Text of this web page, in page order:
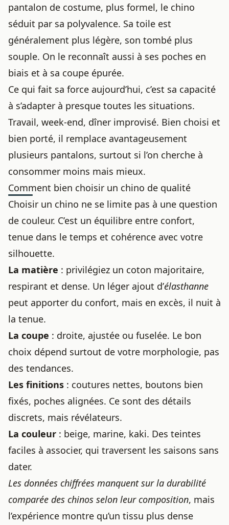
pantalon de costume, plus formel, le chino
séduit par sa polyvalence. Sa toile est
généralement plus légère, son tombé plus
souple. On le reconnaît aussi à ses poches en
biais et à sa coupe épurée.
Ce qui fait sa force aujourd’hui, c’est sa capacité
à s’adapter à presque toutes les situations.
Travail, week-end, dîner improvisé. Bien choisi et
bien porté, il remplace avantageusement
plusieurs pantalons, surtout si l’on cherche à
consommer moins mais mieux.
Comment bien choisir un chino de qualité
Choisir un chino ne se limite pas à une question
de couleur. C’est un équilibre entre confort,
tenue dans le temps et cohérence avec votre
silhouette.
La matière : privilégiez un coton majoritaire,
respirant et dense. Un léger ajout d’élasthanne
peut apporter du confort, mais en excès, il nuit à
la tenue.
La coupe : droite, ajustée ou fuselée. Le bon
choix dépend surtout de votre morphologie, pas
des tendances.
Les finitions : coutures nettes, boutons bien
fixés, poches alignées. Ce sont des détails
discrets, mais révélateurs.
La couleur : beige, marine, kaki. Des teintes
faciles à associer, qui traversent les saisons sans
dater.
Les données chiffrées manquent sur la durabilité
comparée des chinos selon leur composition, mais
l’expérience montre qu’un tissu plus dense